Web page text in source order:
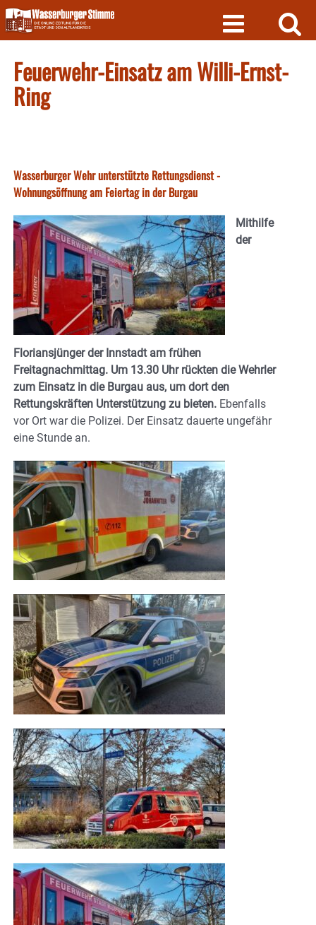
Skip
to
content
Feuerwehr-Einsatz am Willi-Ernst-
Ring
Wasserburger Wehr unterstützte Rettungsdienst -
Wohnungsöffnung am Feiertag in der Burgau
Mithilfe
der
Floriansjünger der Innstadt am frühen
Freitagnachmittag. Um 13.30 Uhr rückten die Wehrler
zum Einsatz in die Burgau aus, um dort den
Rettungskräften Unterstützung zu bieten. Ebenfalls
vor Ort war die Polizei. Der Einsatz dauerte ungefähr
eine Stunde an.